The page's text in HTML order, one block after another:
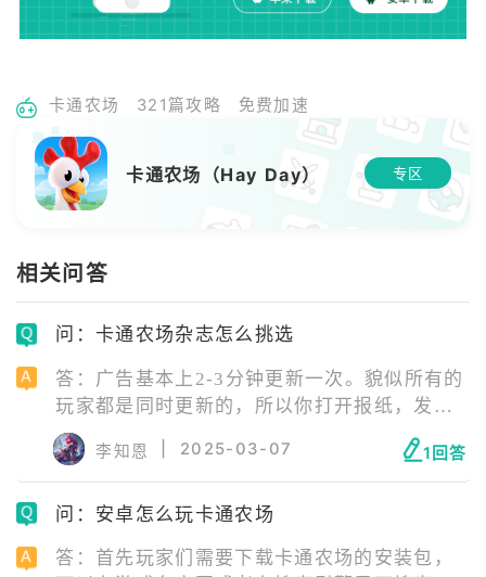
卡通农场 321篇攻略 免费加速
卡通农场（Hay Day） 专区
相关问答
问：卡通农场杂志怎么挑选
答：广告基本上2-3分钟更新一次。貌似所有的
玩家都是同时更新的，所以你打开报纸，发现
商品没有立即出来，表示这一波是新版的报
纸。用5秒钟的速度，从头到尾浏览一次，看看
有没有建材的广告，如果有，直接点进去买。
下面讲讲什么样的卖家，会卖好东西
李知恩 2025-03-07 1回答
问：安卓怎么玩卡通农场
答：首先玩家们需要下载卡通农场的安装包，